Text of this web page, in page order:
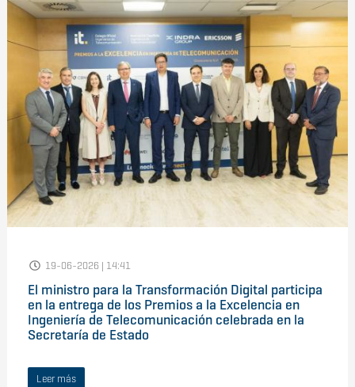
19-06-2026 | 14:41
El ministro para la Transformación Digital participa
en la entrega de los Premios a la Excelencia en
Ingeniería de Telecomunicación celebrada en la
Secretaría de Estado
Leer más